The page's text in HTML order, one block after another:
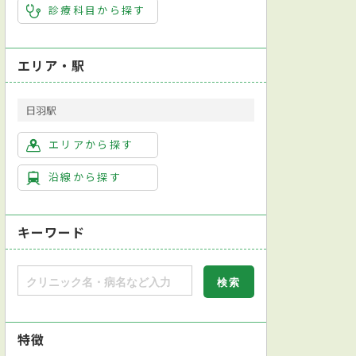
診療科目から探す
エリア・駅
日羽駅
エリアから探す
沿線から探す
キーワード
特徴